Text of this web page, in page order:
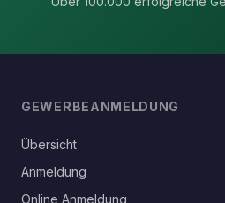
GEWERBEANMELDUNG
Übersicht
Anmeldung
Online Anmeldung